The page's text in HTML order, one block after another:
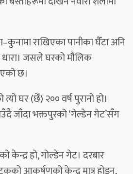
राखिएका पानीका घैँटा अनि
जसले घरको मौलिक
छ।
घर (छेँ) २०० वर्ष पुरानो हो।
जाँदा भक्तपुरको ‘गेल्डेन गेट’सँग
केन्द्र हो, गोल्डेन गेट। दरबार